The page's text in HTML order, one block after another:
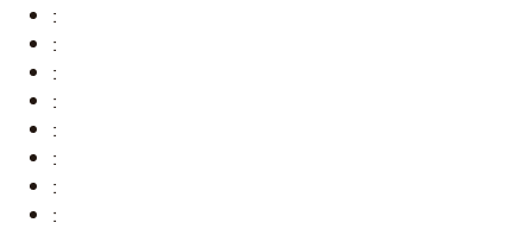
:
:
:
:
:
:
:
: